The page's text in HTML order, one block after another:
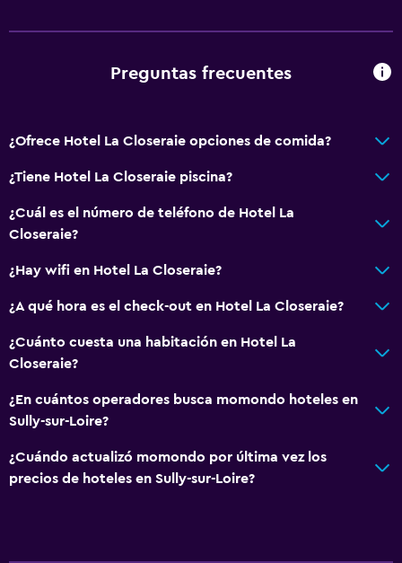
Pesca
General
Habitaciones familiares
Insonorización
Sistema de entretenimiento
TV de pantalla plana
Sala de estar/TV compartida
TV por cable o vía satélite
Preguntas frecuentes
¿Ofrece Hotel La Closeraie opciones de comida?
¿Tiene Hotel La Closeraie piscina?
¿Cuál es el número de teléfono de Hotel La
Closeraie?
¿Hay wifi en Hotel La Closeraie?
¿A qué hora es el check-out en Hotel La Closeraie?
¿Cuánto cuesta una habitación en Hotel La
Closeraie?
¿En cuántos operadores busca momondo hoteles en
Sully-sur-Loire?
¿Cuándo actualizó momondo por última vez los
precios de hoteles en Sully-sur-Loire?